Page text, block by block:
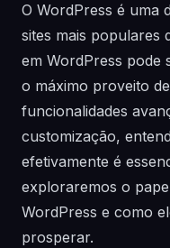
O WordPress é uma
sites mais populares
em WordPress
o máximo proveito
funcionalidades
customização,
efetivamente é
exploraremos o
WordPress e como
prosperar.